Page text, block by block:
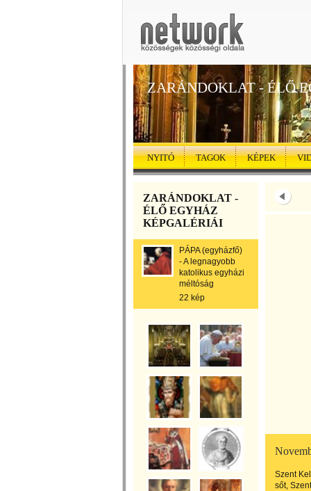
ZARÁNDOKLAT - ÉLŐ
NYITÓ TAGOK KÉPEK
ZARÁNDOKLAT -
ÉLŐ EGYHÁZ
KÉPGALÉRIÁI
PÁPA (egyházfő)
- A legnagyobb
katolikus egyházi
méltóság
22 kép
Szent
sőt,